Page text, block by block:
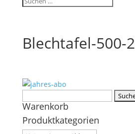
Blechtafel-500-2
nach:
Warenkorb
Produktkategorien